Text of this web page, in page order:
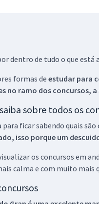
dentro de tudo o que está
formas deestudar para
no ramo dos concursos, a
sobre todos os
ficar sabendo quais são
isso porque um
os concursos em
calma e com muito mais